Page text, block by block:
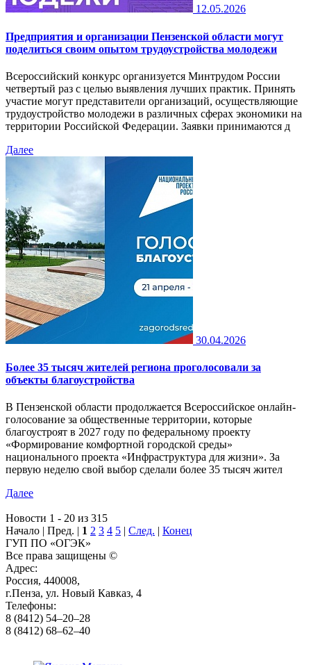
12.05.2026
Предприятия и организации Пензенской области могут
поделиться своим опытом трудоустройства молодежи
Всероссийский конкурс организуется Минтрудом России
четвертый раз с целью выявления лучших практик. Принять
участие могут представители организаций, осуществляющие
трудоустройство молодежи в различных сферах экономики на
территории Российской Федерации. Заявки принимаются д
Далее
30.04.2026
Более 35 тысяч жителей региона проголосовали за
объекты благоустройства
В Пензенской области продолжается Всероссийское онлайн-
голосование за общественные территории, которые
благоустроят в 2027 году по федеральному проекту
«Формирование комфортной городской среды»
национального проекта «Инфраструктура для жизни». За
первую неделю свой выбор сделали более 35 тысяч жител
Далее
Новости 1 - 20 из 315
Начало | Пред. | 1 2 3 4 5 | След. | Конец
ГУП ПО «ОГЭК»
Все права защищены ©
Адрес:
Россия, 440008,
г.Пенза, ул. Новый Кавказ, 4
Телефоны:
8 (8412) 54–20–28
8 (8412) 68–62–40